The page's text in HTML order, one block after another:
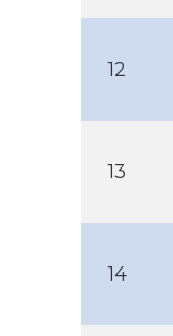
12
13
14